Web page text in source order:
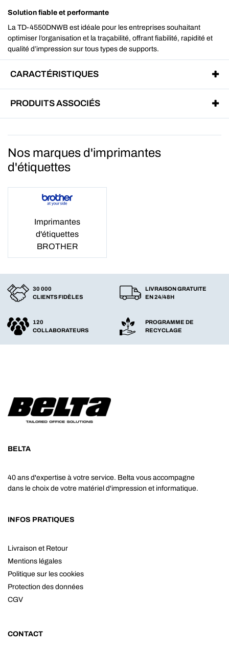
Solution fiable et performante
La TD-4550DNWB est idéale pour les entreprises souhaitant
optimiser l’organisation et la traçabilité, offrant fiabilité, rapidité et
qualité d’impression sur tous types de supports.
CARACTÉRISTIQUES
PRODUITS ASSOCIÉS
Nos marques d'imprimantes
d'étiquettes
Imprimantes
d'étiquettes
BROTHER
30 000
CLIENTS FIDÈLES
LIVRAISON GRATUITE
EN 24/48H
120
COLLABORATEURS
PROGRAMME DE
RECYCLAGE
BELTA
40 ans d'expertise à votre service. Belta vous accompagne
dans le choix de votre matériel d'impression et informatique.
INFOS PRATIQUES
Livraison et Retour
Mentions légales
Politique sur les cookies
Protection des données
CGV
CONTACT